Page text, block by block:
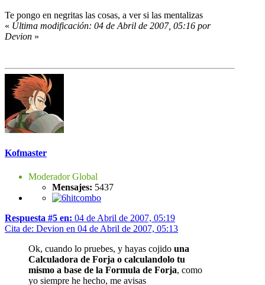
Te pongo en negritas las cosas, a ver si las mentalizas
« Última modificación: 04 de Abril de 2007, 05:16 por
Devion »
Kofmaster
Moderador Global
Mensajes: 5437
Respuesta #5 en: 04 de Abril de 2007, 05:19
Cita de: Devion en 04 de Abril de 2007, 05:13
Ok, cuando lo pruebes, y hayas cojido una
Calculadora de Forja o calculandolo tu
mismo a base de la Formula de Forja, como
yo siempre he hecho, me avisas